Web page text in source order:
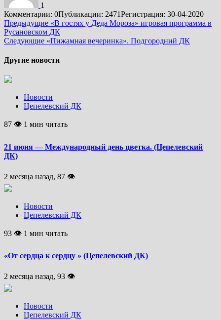
1
Комментарии: 0Публикации: 2471Регистрация: 30-04-2020
Подробнее
Предыдущие «В гостях у Деда Мороза» игровая программа в
Русановском ДК
Следующие «Пижамная вечеринка». Подгородний ДК
Другие новости
Новости
Цепелевский ДК
87 👁 1 мин читать
21 июня — Международный день цветка. (Цепелевский
ДК)
2 месяца назад, 87 👁
Новости
Цепелевский ДК
93 👁 1 мин читать
«От сердца к сердцу » (Цепелевский ДК)
2 месяца назад, 93 👁
Новости
Цепелевский ДК